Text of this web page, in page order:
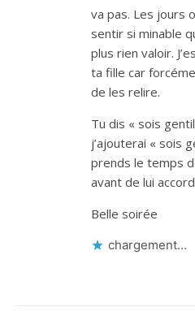
va pas. Les jours
sentir si minable
plus rien valoir.
ta fille car
de les relire.
Tu dis « sois
j’ajouterai « sois
prends le temps
avant de lui
Belle soirée
chargement…